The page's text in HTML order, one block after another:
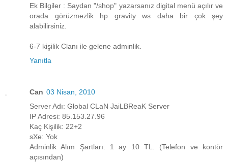
Ek Bilgiler : Saydan "/shop" yazarsanız digital menü açılır ve
orada görüzmezlik hp gravity ws daha bir çok şey
alabilirsiniz.
6-7 kişilik Clanı ile gelene adminlik.
Yanıtla
Can 03 Nisan, 2010
Server Adı: Global CLaN JaiLBReaK Server
IP Adresi: 85.153.27.96
Kaç Kişilik: 22+2
sXe: Yok
Adminlik Alım Şartları: 1 ay 10 TL. (Telefon ve kontör
açısından)